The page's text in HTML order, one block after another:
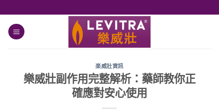
楽威壯資訊
樂威壯副作用完整解析：藥師教你正
確應對安心使用